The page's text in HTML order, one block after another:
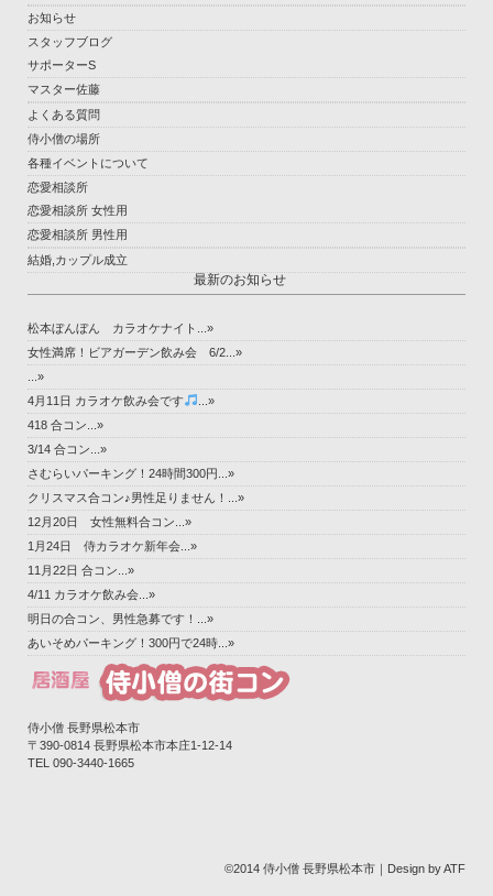
お知らせ
スタッフブログ
サポーターS
マスター佐藤
よくある質問
侍小僧の場所
各種イベントについて
恋愛相談所
恋愛相談所 女性用
恋愛相談所 男性用
結婚,カップル成立
最新のお知らせ
松本ぼんぼん カラオケナイト...»
女性満席！ビアガーデン飲み会 6/2...»
...»
4月11日 カラオケ飲み会です
...»
418 合コン...»
3/14 合コン...»
さむらいパーキング！24時間300円...»
クリスマス合コン♪男性足りません！...»
12月20日 女性無料合コン...»
1月24日 侍カラオケ新年会...»
11月22日 合コン...»
4/11 カラオケ飲み会...»
明日の合コン、男性急募です！...»
あいそめパーキング！300円で24時...»
侍小僧 長野県松本市
〒390-0814 長野県松本市本庄1-12-14‎
TEL 090-3440-1665
©2014 侍小僧 長野県松本市｜Design by ATF